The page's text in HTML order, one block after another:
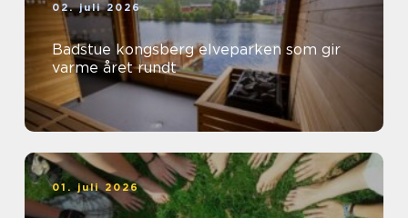
02. juli 2026
Badstue kongsberg elveparken som gir
varme året rundt
01. juli 2026